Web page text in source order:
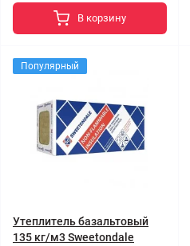
В корзину
Популярный
Утеплитель базальтовый
135 кг/м3 Sweetondale